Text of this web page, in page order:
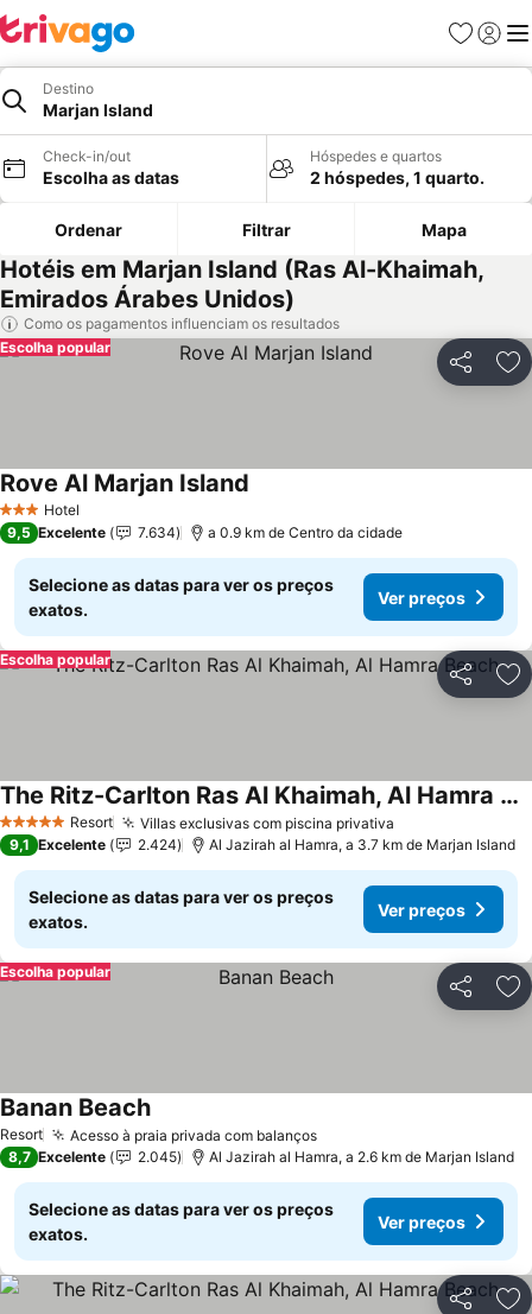
Favoritos
Iniciar
Destino
Marjan Island
Check-in/out
Escolha as datas
Hóspedes e quartos
2 hóspedes, 1 quarto.
Ordenar Filtrar Mapa
Hotéis em Marjan Island (Ras Al-Khaimah,
Emirados Árabes Unidos)
Como os pagamentos influenciam os resultados
Partilhar
Escolha popular
3 EstrelasHotel
Rove Al Marjan Island
9,5 Excelente 7.634 a 0.9 km de Centro da cidade
Selecione as datas para ver os preços
exatos.
Ver preços
Partilhar
Escolha popular
5 Estrelas Resort Villas exclusivas com piscina privativa
The Ritz-Carlton Ras Al Khaimah, Al Hamra Beach
9,1 Excelente 2.424 Al Jazirah al Hamra, a 3.7 km de Marjan Island
Selecione as datas para ver os preços
exatos.
Ver preços
Partilhar
Escolha popular
Resort Acesso à praia privada com balanços
Banan Beach
8,7 Excelente 2.045 Al Jazirah al Hamra, a 2.6 km de Marjan Island
Selecione as datas para ver os preços
exatos.
Ver preços
Partilhar